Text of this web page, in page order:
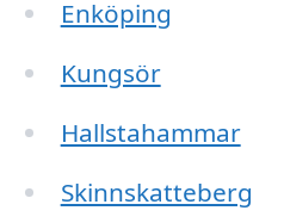
Enköping
Kungsör
Hallstahammar
Skinnskatteberg